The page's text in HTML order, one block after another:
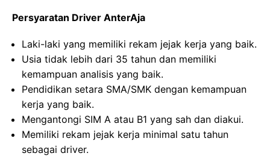
Persyaratan Driver AnterAja
Laki-laki yang memiliki rekam jejak kerja yang baik.
Usia tidak lebih dari 35 tahun dan memiliki
kemampuan analisis yang baik.
Pendidikan setara SMA/SMK dengan kemampuan
kerja yang baik.
Mengantongi SIM A atau B1 yang sah dan diakui.
Memiliki rekam jejak kerja minimal satu tahun
sebagai driver.